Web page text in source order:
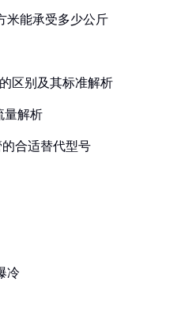
米能承受多少公斤
区别及其标准解析
量解析
的合适替代型号
冷